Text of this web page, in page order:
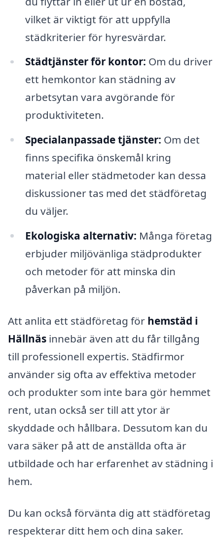
vilket är viktigt för att uppfylla
städkriterier för hyresvärdar.
Städtjänster för kontor: Om du driver
ett hemkontor kan städning av
arbetsytan vara avgörande för
produktiviteten.
Specialanpassade tjänster: Om det
finns specifika önskemål kring
material eller städmetoder kan dessa
diskussioner tas med det städföretag
du väljer.
Ekologiska alternativ: Många företag
erbjuder miljövänliga städprodukter
och metoder för att minska din
påverkan på miljön.
Att anlita ett städföretag för hemstäd i
Hällnäs innebär även att du får tillgång
till professionell expertis. Städfirmor
använder sig ofta av effektiva metoder
och produkter som inte bara gör hemmet
rent, utan också ser till att ytor är
skyddade och hållbara. Dessutom kan du
vara säker på att de anställda ofta är
utbildade och har erfarenhet av städning i
hem.
Du kan också förvänta dig att städföretag
respekterar ditt hem och dina saker.